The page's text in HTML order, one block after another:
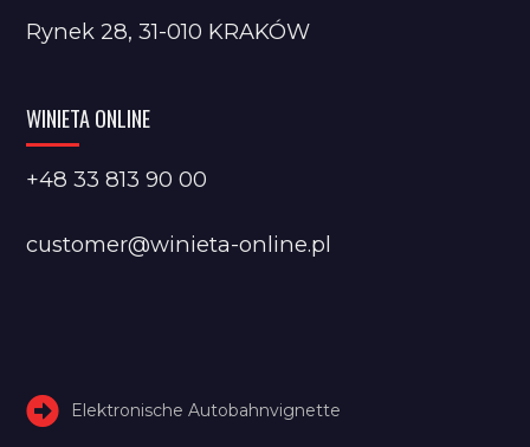
Rynek 28, 31-010 KRAKÓW
WINIETA ONLINE
+48 33 813 90 00
customer@winieta-online.pl
Elektronische Autobahnvignette